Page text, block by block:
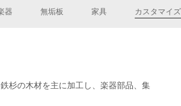
器 無垢板 家具 カスタマイズ
杉の木材を主に加工し、楽器部品、集